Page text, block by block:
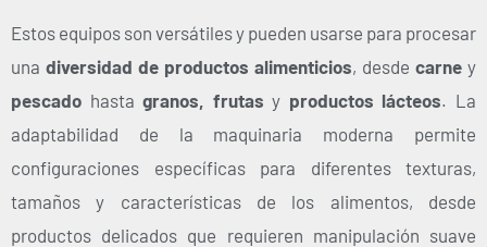
Estos equipos son versátiles y pueden usarse para procesar
una diversidad de productos alimenticios, desde carne y
pescado hastagranos, frutas y productos lácteos. La
adaptabilidad de la maquinaria moderna permite
configuraciones específicas para diferentes texturas,
tamaños y características de los alimentos, desde
productos delicados que requieren manipulación suave